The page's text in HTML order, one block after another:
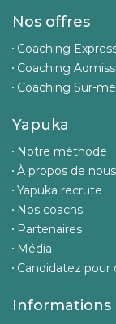
Nos offres
Coaching
Coaching
Coaching Sur-
Yapuka
Notre méthode
À propos de nous
Yapuka recrute
Nos coachs
Partenaires
Média
Candidatez pour
Informations